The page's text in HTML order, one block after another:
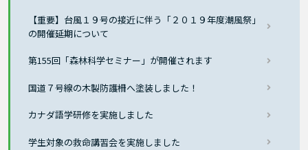
【重要】台風１９号の接近に伴う「２０１９年度潮風祭」
の開催延期について
第155回「森林科学セミナー」が開催されます
国道７号線の木製防護柵へ塗装しました！
カナダ語学研修を実施しました
学生対象の救命講習会を実施しました